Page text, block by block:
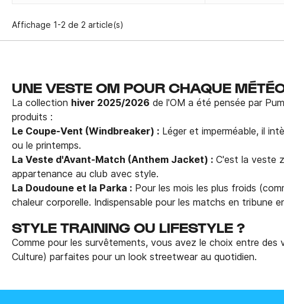
Affichage 1-2 de 2 article(s)
UNE VESTE OM POUR CHAQUE
La collection hiver 2025/2026 de l'OM a été pensée par
produits :
Le Coupe-Vent (Windbreaker) : Léger et imperméable, il
ou le printemps.
La Veste d'Avant-Match (Anthem Jacket) : C'est la veste
appartenance au club avec style.
La Doudoune et la Parka : Pour les mois les plus froids
chaleur corporelle. Indispensable pour les matchs en tribune
STYLE TRAINING OU LIFESTYLE ?
Comme pour les survêtements, vous avez le choix entre
Culture) parfaites pour un look streetwear au quotidien.